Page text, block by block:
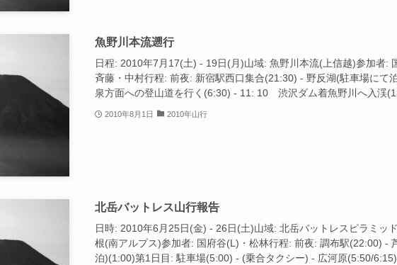
魚野川本流遡行
日程: 2010年7月17(土) - 19日(月)山域: 魚野川本流(上信越)参加者:
斉藤・中村行程: 前夜: 新宿駅西口集合(21:30) - 野反湖(駐車場にて
泉方面への登山道を行く(6:30) - 11: 10 渋沢ダム着魚野川へ入渓
2010年8月1日 2010年山行
北岳バットレス山行報告
日時: 2010年6月25日(金) - 26日(土)山域: 北岳バットレスピラミッ
根(南アルプス)参加者: 国府谷(L)・松林行程: 前夜: 調布駅(22:00) -
泊)(1:00)第1日目: 駐車場(5:00) - (乗合タクシー) - 広河原(5:50/6:15)